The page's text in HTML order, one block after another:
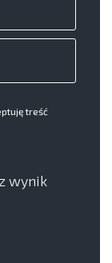
treść
wynik